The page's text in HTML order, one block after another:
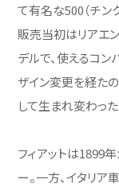
て有名な500（チン
販売当初はリアエ
デルで、使えるコン
ザイン変更を経た
して生まれ変わった
フィアットは1899
ー。一方、イタリア